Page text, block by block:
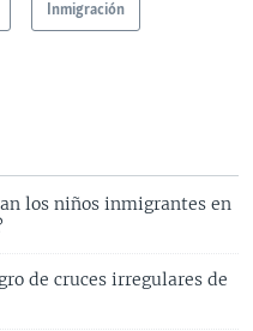
Inmigración
los niños inmigrantes en
de cruces irregulares de